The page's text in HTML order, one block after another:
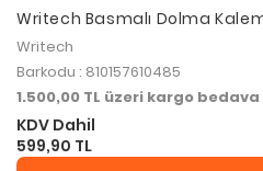
Writech Basmalı Dolma
Writech
Barkodu : 810157610485
1.500,00 TL üzeri kargo bedava
KDV Dahil
599,90 TL